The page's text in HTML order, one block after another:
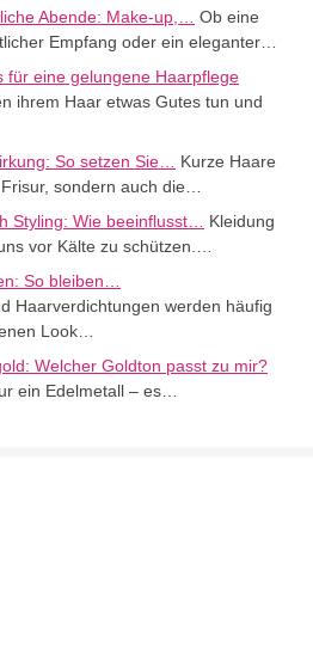
Abende: Make-up,…
Ob eine
Empfang oder ein eleganter…
für eine gelungene Haarpflege
ihrem Haar etwas Gutes tun und
So setzen Sie…
Kurze Haare
sondern auch die…
Styling: Wie beeinflusst…
Kleidung
vor Kälte zu schützen.…
So bleiben…
Haarverdichtungen werden häufig
Look…
Welcher Goldton passt zu mir?
ein Edelmetall – es…